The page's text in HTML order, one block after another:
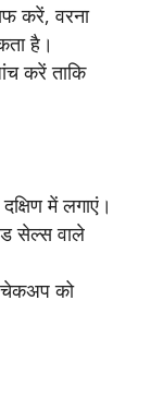
करें, वरना
है।
करें ताकि
में लगाएं।
सेल्स वाले
चेकअप को